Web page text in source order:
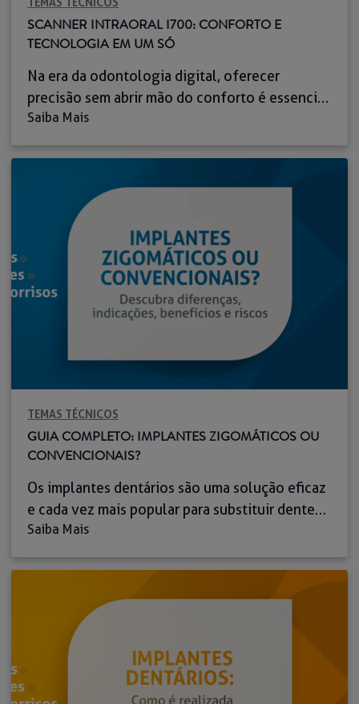
SCANNER INTRAORAL I700: CONFORTO E
TECNOLOGIA EM UM SÓ
Na era da odontologia digital, oferecer
precisão sem abrir mão do conforto é essencial
para conquistar e fidelizar pacientes. O scanner
essa proposta: unir tecnologia de ponta e uma
experiência agradável num único equipamento.
Leve, ergonómico e capaz de capturar imagens
em alta definição, ele substitui as moldagens
tradicionais, […]
Saiba Mais
TEMAS TÉCNICOS
GUIA COMPLETO: IMPLANTES ZIGOMÁTICOS OU
CONVENCIONAIS?
Os implantes dentários são uma solução eficaz
e cada vez mais popular para substituir dentes
perdidos, ajudando os pacientes a restaurar
trata de escolher o tipo de implante ideal, duas
opções destacam-se: os implantes
convencionais e os implantes zigomáticos.
Ambas as alternativas têm os seus benefícios e
Saiba Mais